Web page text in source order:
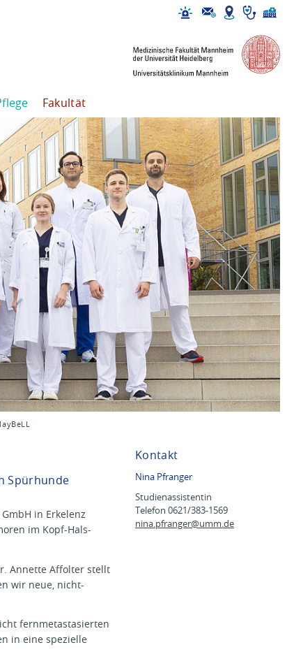
Fakultät
Spürhunde
in Erkelenz
im Kopf-Hals-
Annette Affolter stellt
wir neue, nicht-
fernmetastasierten
in eine spezielle
Kontakt
Nina Pfranger
Studienassistentin
Telefon 0621/383-1569
nina.pfranger@umm.de